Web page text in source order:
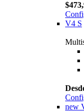
V4 S
new